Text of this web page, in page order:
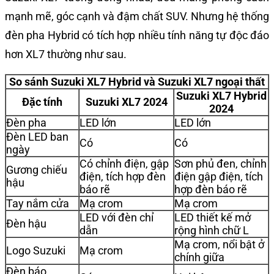
mạnh mẽ, góc cạnh và đậm chất SUV. Nhưng hệ thống
đèn pha Hybrid có tích hợp nhiều tính năng tự độc đáo
hơn XL7 thường như sau.
So sánh Suzuki XL7 Hybrid và Suzuki XL7 ngoại thất
Đặc tính
Suzuki XL7 2024
Suzuki XL7 Hybrid
2024
Đèn pha
LED lớn
LED lớn
Đèn LED ban
ngày
Có Có
Gương chiếu
hậu
Có chỉnh điện, gập
điện, tích hợp đèn
báo rẽ
Sơn phủ đen, chỉnh
điện gập điện, tích
hợp đèn báo rẽ
Tay nắm cửa
Mạ crom
Mạ crom
Đèn hậu
LED với đèn chỉ
dẫn
LED thiết kế mở
rộng hình chữ L
Logo Suzuki
Mạ crom
Mạ crom, nổi bật ở
chính giữa